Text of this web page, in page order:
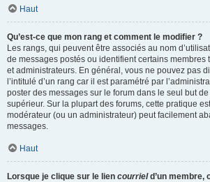
Haut
Qu’est-ce que mon rang et comment le modifier ?
Les rangs, qui peuvent être associés au nom
de messages postés ou identifient certains membres
et administrateurs. En général, vous ne pouvez pas
l’intitulé d’un rang car il est paramétré par
poster des messages sur le forum dans le seul but
supérieur. Sur la plupart des forums, cette pratique
modérateur (ou un administrateur) peut facilement
messages.
Haut
Lorsque je clique sur le lien courrield’un membre,